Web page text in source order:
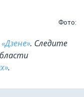
Фото:
«Дзене». Cледите
.